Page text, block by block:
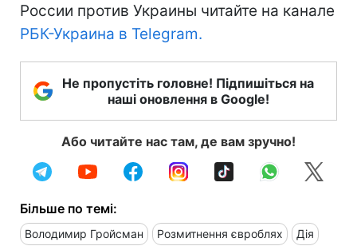
России против Украины читайте на канале
РБК-Украина в Telegram.
Не пропустіть головне! Підпишіться на
наші оновлення в Google!
Або читайте нас там, де вам зручно!
Більше по темі:
Володимир Гройсман Розмитнення євроблях Дія